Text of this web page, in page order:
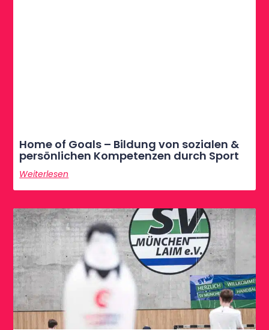
Home of Goals – Bildung von sozialen &
persönlichen Kompetenzen durch Sport
Weiterlesen